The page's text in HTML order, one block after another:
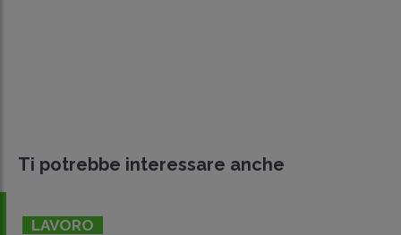
Ti potrebbe interessare anche
LAVORO